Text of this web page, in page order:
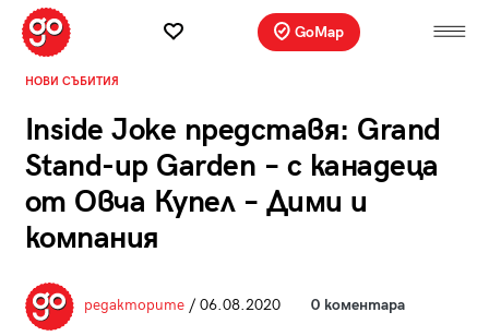
GoMap
НОВИ СЪБИТИЯ
Inside Joke представя: Grand
Stand-up Garden – с канадеца
от Овча Купел – Дими и
компания
редакторите/ 06.08.2020 0 коментара